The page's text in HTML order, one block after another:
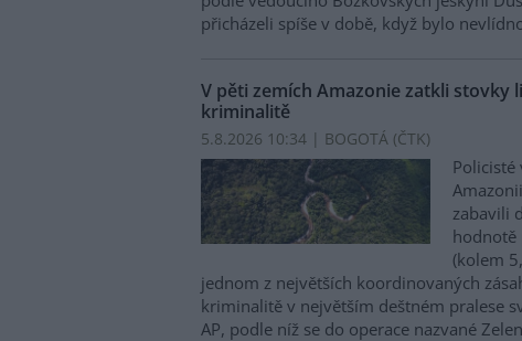
přicházeli spíše v době, když bylo
V pěti zemích Amazonie zatkli
kriminalitě
5.8.2026 10:34 | BOGOTÁ (ČTK)
Policisté
zabavili
hodnotě
(kolem
jednom z největších koordinovaných
kriminalitě v největším deštném pralese
AP, podle níž se do operace nazvané